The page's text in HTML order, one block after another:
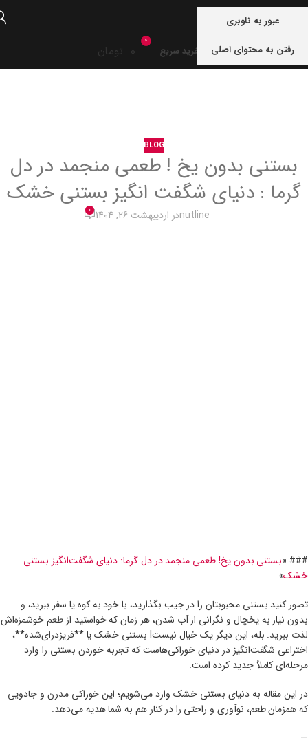
عبور به ناوبری
رفتن به محتوای اصلی
خرید سریع
0
0 تومان
BLOG
بستنی بدون یخ ! طعمی منجمد در دل
گرما : دنیای شگفت انگیز بستنی خشک
nutlineدر اردیبهشت 26, 1404 0
### «بستنی بدون یخ! طعمی منجمد در دل گرما: دنیای شگفت‌انگیز بستنی
خشک»
تصور کنید بستنی محبوبتان را در جیب بگذارید، با خود به کوه یا سفر ببرید، و
بدون نیاز به یخچال و نگرانی از آب شدن، هر زمان که خواستید از طعم خوشمزه‌اش
لذت ببرید. بله، این دیگر یک خیال نیست! بستنی خشک یا **فریزدرای‌شده**،
اختراعی شگفت‌انگیز در دنیای خوراکی‌هاست که تجربه خوردن بستنی را وارد
مرحله‌ای کاملاً جدید کرده است.
در این مقاله به دنیای بستنی خشک وارد می‌شویم؛ این خوراکی مدرن و جادویی
که همزمان طعم، نوآوری و راحتی را در کنار هم به شما هدیه می‌دهد.
—